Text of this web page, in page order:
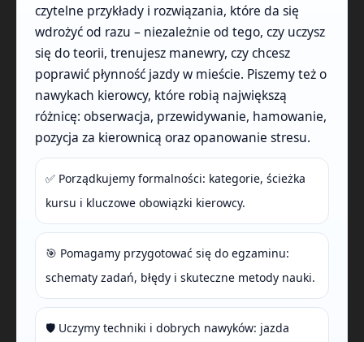
czytelne przykłady i rozwiązania, które da się
wdrożyć od razu – niezależnie od tego, czy uczysz
się do teorii, trenujesz manewry, czy chcesz
poprawić płynność jazdy w mieście. Piszemy też o
nawykach kierowcy, które robią największą
różnicę: obserwacja, przewidywanie, hamowanie,
pozycja za kierownicą oraz opanowanie stresu.
✅ Porządkujemy formalności: kategorie, ścieżka
kursu i kluczowe obowiązki kierowcy.
🎯 Pomagamy przygotować się do egzaminu:
schematy zadań, błędy i skuteczne metody nauki.
🛡️ Uczymy techniki i dobrych nawyków: jazda